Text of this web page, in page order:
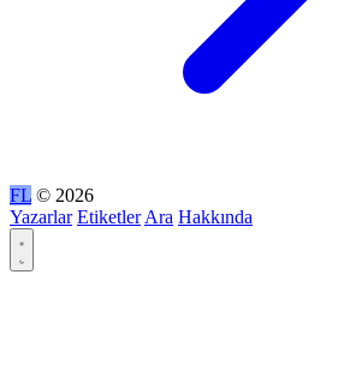
FL © 2026
Yazarlar Etiketler Ara Hakkında